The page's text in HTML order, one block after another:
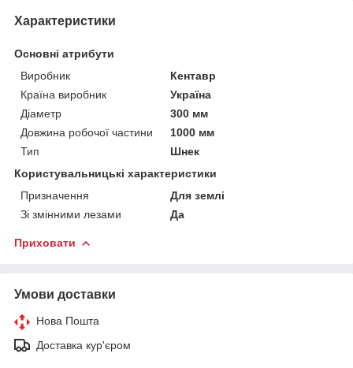
Характеристики
Основні атрибути
Виробник
Кентавр
Країна виробник
Україна
Діаметр
300 мм
Довжина робочої частини
1000 мм
Тип
Шнек
Користувальницькі характеристики
Призначення
Для землі
Зі змінними лезами
Да
Приховати
Умови доставки
Нова Пошта
Доставка кур'єром